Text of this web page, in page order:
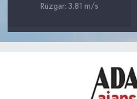
Rüzgar: 3.81 m/s